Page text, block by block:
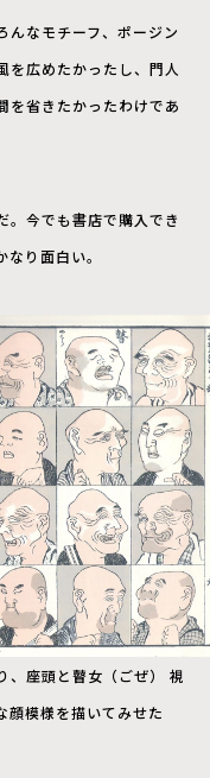
んなモチーフ、ポージン
を広めたかったし、門人
を省きたかったわけであ
。今でも書店で購入でき
り面白い。
、座頭と瞽女（ごぜ） 視
顔模様を描いてみせた